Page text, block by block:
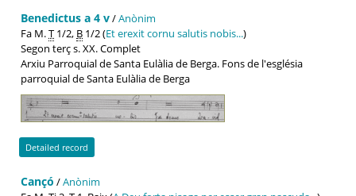
Benedictus a 4 v/Anònim
Fa M.T 1/2, B 1/2 (Et erexit cornu salutis nobis...)
Segon terç s. XX. Complet
Arxiu Parroquial de Santa Eulàlia de Berga. Fons de l'església
parroquial de Santa Eulàlia de Berga
Detailed record
Cançó /Anònim